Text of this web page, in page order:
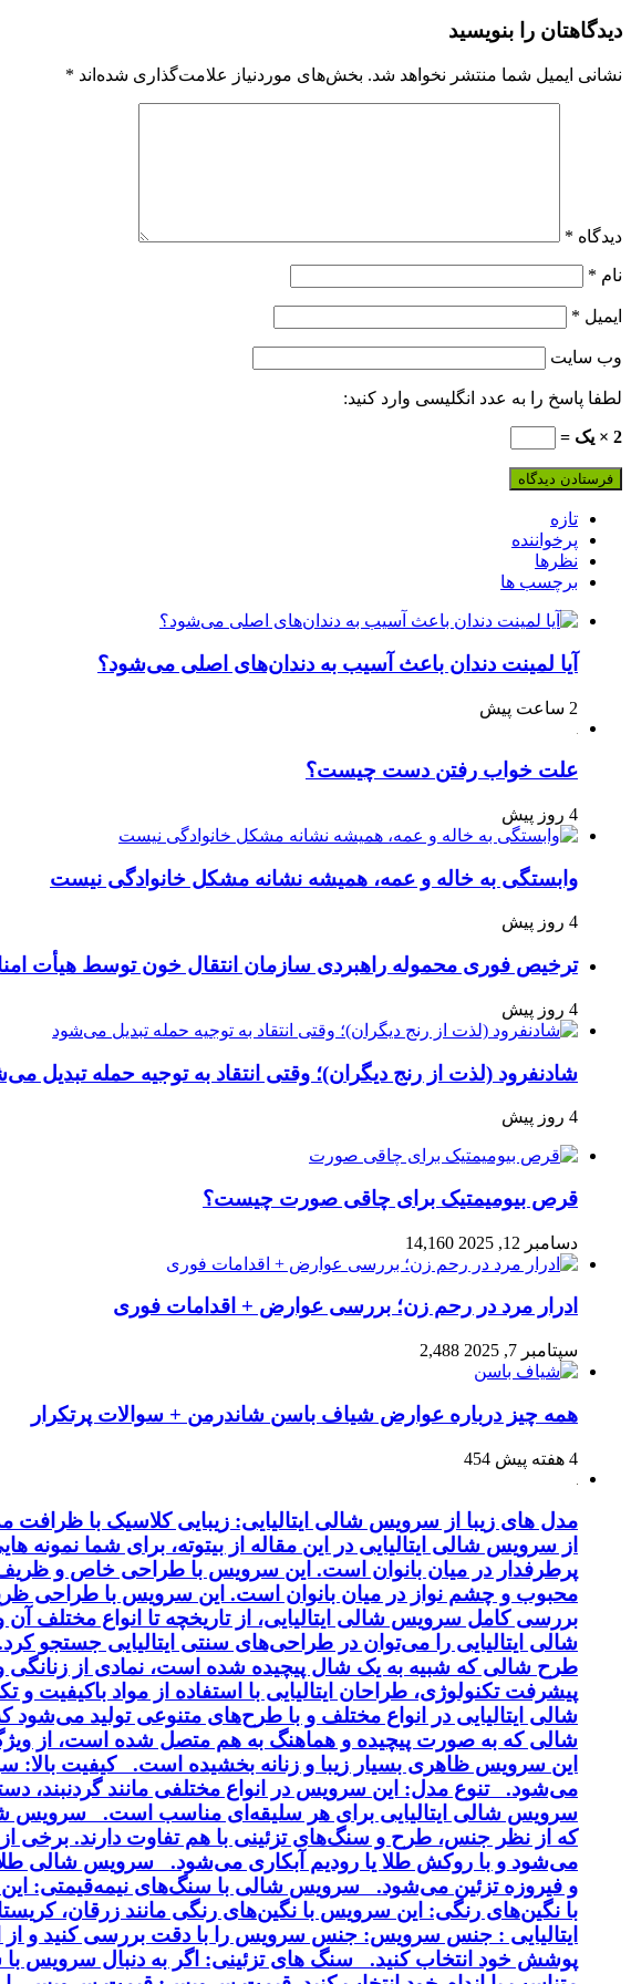
دیدگاهتان را بنویسید
نشانی ایمیل شما منتشر نخواهد شد. بخش‌های موردنیاز علامت‌گذاری شده‌اند *
دیدگاه *
نام *
ایمیل *
وب‌ سایت
لطفا پاسخ را به عدد انگلیسی وارد کنید:
2 × یک =
تازه
پرخواننده
نظرها
برچسب ها
آیا لمینت دندان باعث آسیب به دندان‌های اصلی می‌شود؟
2 ساعت پیش
علت خواب رفتن دست چیست؟
4 روز پیش
وابستگی به خاله و عمه، همیشه نشانه مشکل خانوادگی نیست
4 روز پیش
ترخیص فوری محموله راهبردی سازمان انتقال خون توسط هیأت
4 روز پیش
شادنفرود (لذت از رنج دیگران)؛ وقتی انتقاد به توجیه حمله تبدیل
4 روز پیش
قرص بیومیمتیک برای چاقی صورت چیست؟
دسامبر 12, 2025 14,160
ادرار مرد در رحم زن؛ بررسی عوارض + اقدامات فوری
سپتامبر 7, 2025 2,488
همه چیز درباره عوارض شیاف باسن شاندرمن + سوالات پرتکرار
4 هفته پیش 454
مدل های زیبا از سرویس شالی ایتالیایی: زیبایی کلاسیک با
از سرویس شالی ایتالیایی در این مقاله از بیتوته، برای شما
پرطرفدار در میان بانوان است. این سرویس با طراحی خاص و ظریف
محبوب و چشم نواز در میان بانوان است. این سرویس با طراحی
بررسی کامل سرویس شالی ایتالیایی، از تاریخچه تا انواع
شالی ایتالیایی را می‌توان در طراحی‌های سنتی ایتالیایی جستجو
طرح شالی که شبیه به یک شال پیچیده شده است، نمادی از زنانگی
پیشرفت تکنولوژی، طراحان ایتالیایی با استفاده از مواد
شالی ایتالیایی در انواع مختلف و با طرح‌های متنوعی تولید
شالی که به صورت پیچیده و هماهنگ به هم متصل شده است، از
این سرویس ظاهری بسیار زیبا و زنانه بخشیده است. کیفیت بالا:
می‌شود. تنوع مدل: این سرویس در انواع مختلفی مانند گردنبند،
سرویس شالی ایتالیایی برای هر سلیقه‌ای مناسب است. سرویس
و فیروزه تزئین می‌شود. سرویس شالی با سنگ‌های نیمه‌قیمتی:
با نگین‌های رنگی: این سرویس با نگین‌های رنگی مانند زرقان،
ایتالیایی : جنس سرویس: جنس سرویس را با دقت بررسی کنید و
پوشش خود انتخاب کنید. سنگ های تزئینی: اگر به دنبال سرویس